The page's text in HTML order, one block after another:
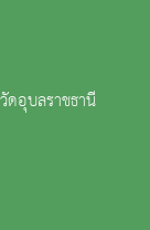
ดอุบลราชธานี